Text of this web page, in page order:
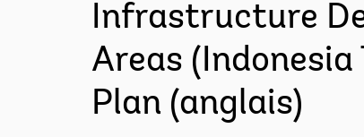
Infrastructure
Areas
Plan (anglais)